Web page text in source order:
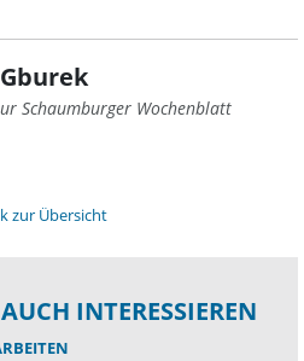
Schaumburger Wochenblatt
zur Übersicht
INTERESSIEREN